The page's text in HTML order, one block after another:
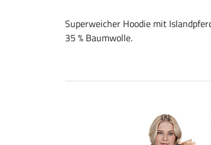
Superweicher Hoodie mit
35 % Baumwolle.